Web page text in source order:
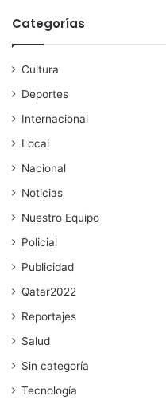
Categorías
Cultura
Deportes
Internacional
Local
Nacional
Noticias
Nuestro Equipo
Policial
Publicidad
Qatar2022
Reportajes
Salud
Sin categoría
Tecnología